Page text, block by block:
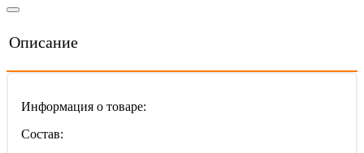
Описание
Информация о товаре:
Состав: